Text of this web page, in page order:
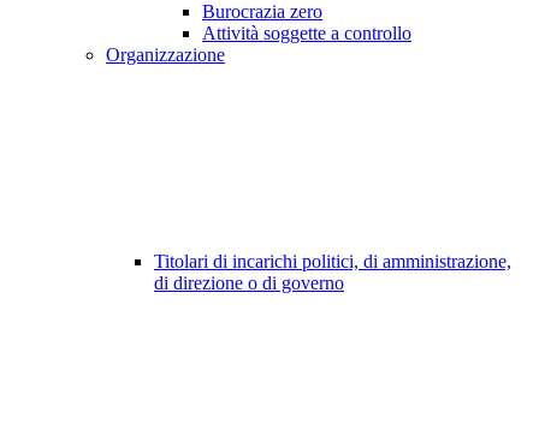
Burocrazia zero
Attività soggette a controllo
Organizzazione
Titolari di incarichi politici, di amministrazione,
di direzione o di governo